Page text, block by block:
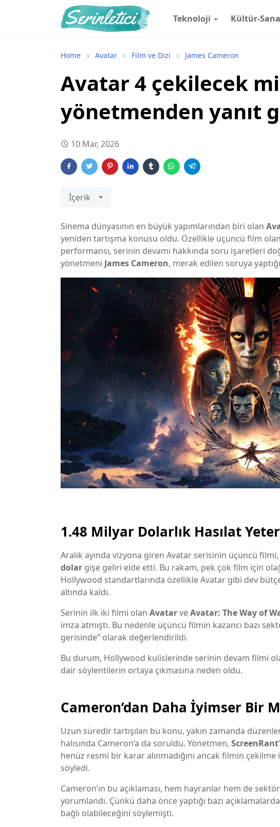
Teknoloji Kültür-
Home Avatar Film ve Dizi James Cameron
Avatar 4 çekilecek
yönetmenden yanıt
10 Mar, 2026
İçerik
Sinema dünyasının en büyük yapımlarından biri olan
yeniden tartışma konusu oldu. Özellikle üçüncü film olan
performansı, serinin devamı hakkında soru işaretleri
yönetmeni James Cameron, merak edilen soruya
1.48 Milyar Dolarlık Hasılat
Aralık ayında vizyona giren Avatar serisinin üçüncü
dolar gişe geliri elde etti. Bu rakam, pek çok film için
Hollywood standartlarında özellikle Avatar gibi dev
altında kaldı.
Serinin ilk iki filmi olan AvatarveAvatar: The Way of
imza atmıştı. Bu nedenle üçüncü filmin kazancı bazı
gerisinde” olarak değerlendirildi.
Bu durum, Hollywood kulislerinde serinin devam filmi
dair söylentilerin ortaya çıkmasına neden oldu.
Cameron’dan Daha İyimser Bir
Uzun süredir tartışılan bu konu, yakın zamanda
halısında Cameron’a da soruldu. Yönetmen, ScreenRant
henüz resmi bir karar alınmadığını ancak filmin
söyledi.
Cameron’ın bu açıklaması, hem hayranlar hem de
yorumlandı. Çünkü daha önce yaptığı bazı
bağlı olabileceğini söylemişti.